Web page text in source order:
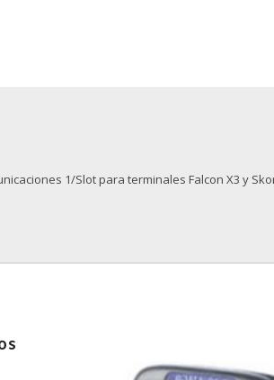
1/Slot para terminales Falcon X3 y